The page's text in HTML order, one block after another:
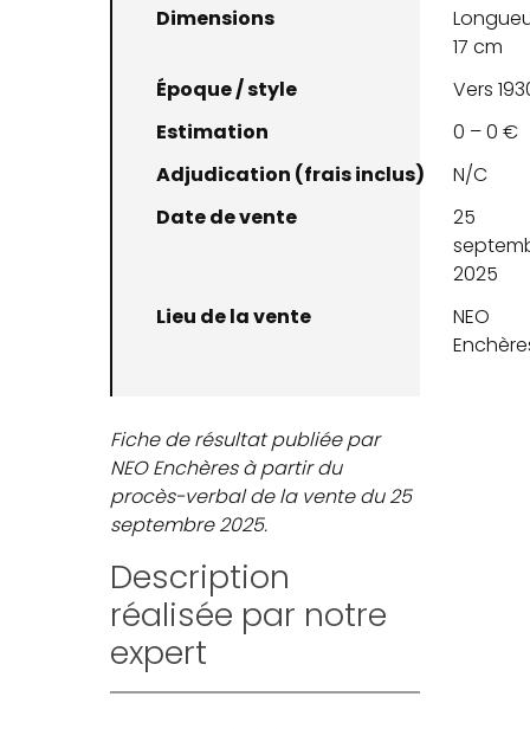
Dimensions
17 cm
Époque / style
Vers
Estimation
0 – 0 €
Adjudication (frais inclus)
N/C
Date de vente
25
2025
Lieu de la vente
NEO
Fiche de résultat publiée par
NEO Enchères à partir du
procès-verbal de la vente du 25
septembre 2025.
Description
réalisée par notre
expert